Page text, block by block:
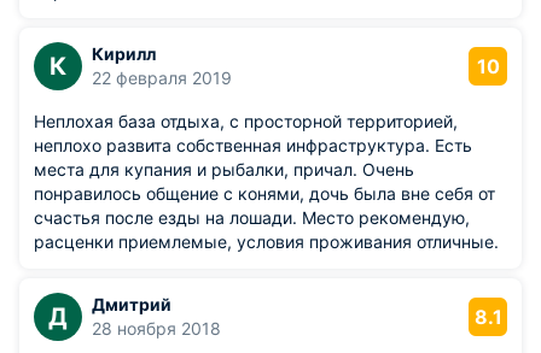
К
Кирилл
22 февраля 2019
10
Неплохая база отдыха, с просторной территорией,
неплохо развита собственная инфраструктура. Есть
места для купания и рыбалки, причал. Очень
понравилось общение с конями, дочь была вне себя от
счастья после езды на лошади. Место рекомендую,
расценки приемлемые, условия проживания отличные.
Д
Дмитрий
28 ноября 2018
8.1